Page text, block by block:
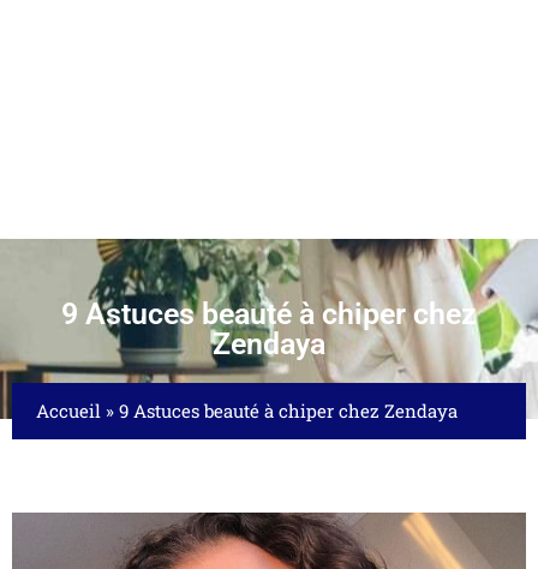
9 Astuces beauté à chiper chez
Zendaya
Accueil » 9 Astuces beauté à chiper chez Zendaya